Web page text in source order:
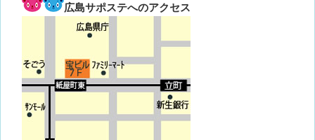
広島サポステへのアクセス